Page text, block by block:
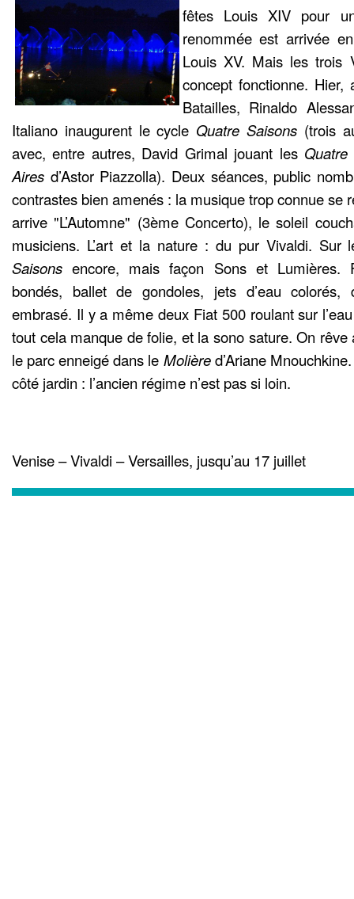
fêtes Louis XIV pour
renommée est arrivée
Louis XV. Mais les trois
concept fonctionne.
Batailles, Rinaldo
Italiano inaugurent le cycle Quatre Saisons (trois
avec, entre autres, David Grimal jouant les
Aires d’Astor Piazzolla). Deux séances, public
contrastes bien amenés : la musique trop connue se
arrive "L’Automne" (3ème Concerto), le soleil
musiciens. L’art et la nature : du pur Vivaldi. Sur
Saisonsencore, mais façon Sons et Lumières.
bondés, ballet de gondoles, jets d’eau colorés,
embrasé. Il y a même deux Fiat 500 roulant sur
tout cela manque de folie, et la sono sature. On rêve
le parc enneigé dans le Molièred’Ariane
côté jardin : l’ancien régime n’est pas si loin.
Venise – Vivaldi – Versailles, jusqu’au 17 juillet